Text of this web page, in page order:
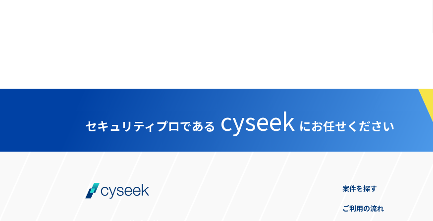
セキュリティプロである cyseek にお任せください
案件を探す
ご利用の流れ